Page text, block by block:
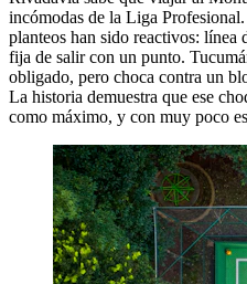
incómodas de la Liga
planteos han sido reactivos: línea
fija de salir con un punto.
obligado, pero choca contra un
La historia demuestra que ese
como máximo, y con muy poco